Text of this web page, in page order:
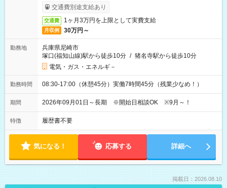
ービス利用可（利用条件有）
交通費別途支給あり
交通費 1ヶ月3万円を上限として実費支給
月収例 30万円～
勤務地
兵庫県尼崎市
塚口(福知山線)駅から徒歩10分 / 猪名寺駅から徒歩10分
電気・ガス・エネルギ－
勤務時間 08:30-17:00（休憩45分）実働7時間45分（残業少なめ！）
期間 2026年09月01日～長期 ※開始日相談OK ※9月～！
特徴 履歴書不要
気になる！ 応募する 詳細へ
掲載日：2026.08.10